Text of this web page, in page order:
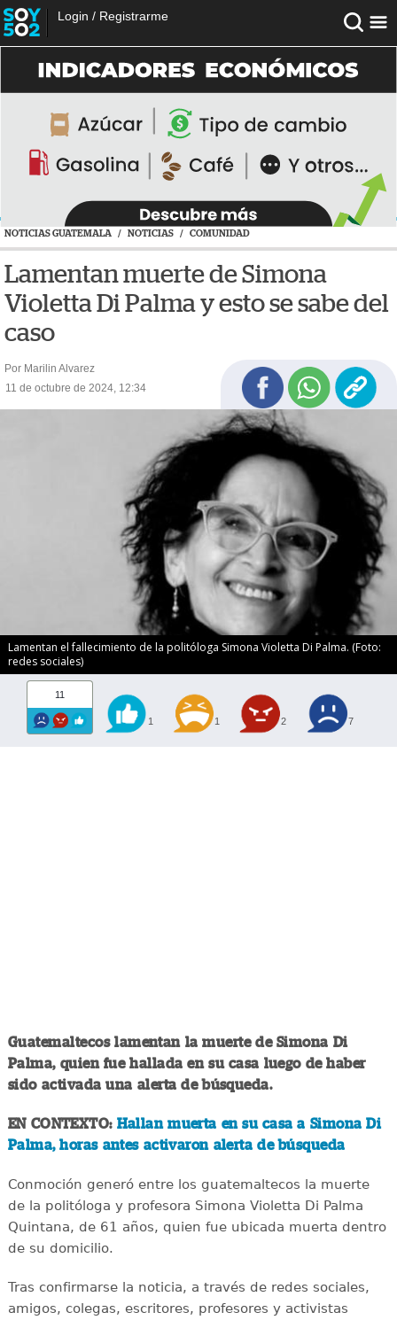
Login / Registrarme
NOTICIAS GUATEMALA / NOTICIAS / COMUNIDAD
Lamentan muerte de Simona
Violetta Di Palma y esto se sabe del
caso
Por Marilin Alvarez
11 de octubre de 2024, 12:34
Lamentan el fallecimiento de la politóloga Simona Violetta Di Palma. (Foto:
redes sociales)
11
1 1 2 7
Guatemaltecos lamentan la muerte de Simona Di
Palma, quien fue hallada en su casa luego de haber
sido activada una alerta de búsqueda.
EN CONTEXTO: Hallan muerta en su casa a Simona Di
Palma, horas antes activaron alerta de búsqueda
Conmoción generó entre los guatemaltecos la muerte
de la politóloga y profesora Simona Violetta Di Palma
Quintana, de 61 años, quien fue ubicada muerta dentro
de su domicilio.
Tras confirmarse la noticia, a través de redes sociales,
amigos, colegas, escritores, profesores y activistas